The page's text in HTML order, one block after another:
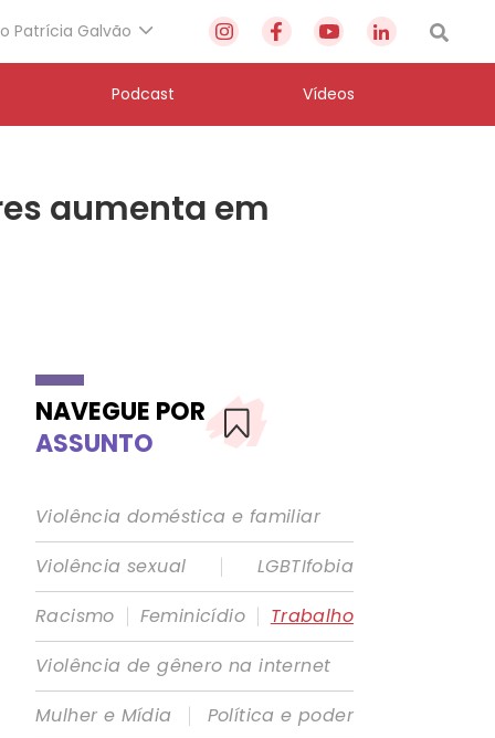
Patrícia Galvão
Podcast Vídeos
aumenta em
NAVEGUE POR
ASSUNTO
Violência doméstica e familiar
Violência sexual
|
LGBTIfobia
Racismo | Feminicídio | Trabalho
Violência de gênero na internet
Mulher e Mídia
|
Política e poder